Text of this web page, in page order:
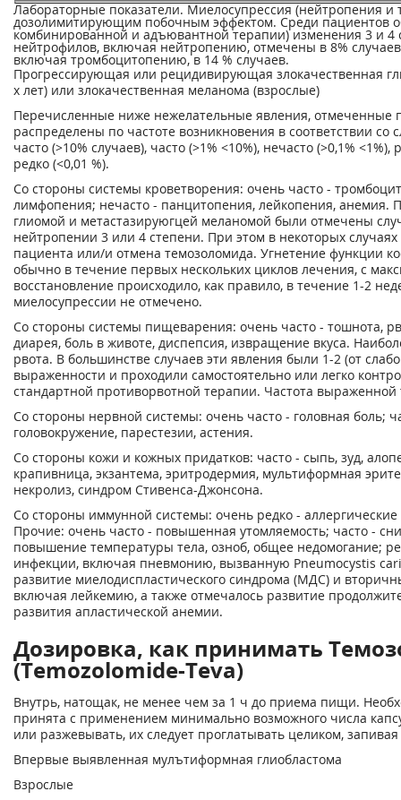
Лабораторные показатели. Миелосупрессия (нейтропения и
дозолимитирующим побочным эффектом. Среди пациентов
комбинированной и адъювантной терапии) изменения 3 и 4
нейтрофилов, включая нейтропению, отмечены в 8%
включая тромбоцитопению, в 14 % случаев.
Прогрессирующая или рецидивирующая злокачественная
х лет) или злокачественная меланома (взрослые)
Перечисленные ниже нежелательные явления, отмеченные
распределены по частоте возникновения в соответствии
часто (>10% случаев), часто (>1% <10%), нечасто (>0,1% <1%),
редко (<0,01 %).
Со стороны системы кроветворения: очень часто -
лимфопения; нечасто - панцитопения, лейкопения, анемия.
глиомой и метастазируюгцей меланомой были отмечены
нейтропении 3 или 4 степени. При этом в некоторых
пациента или/и отмена темозоломида. Угнетение функции
обычно в течение первых нескольких циклов лечения, с
восстановление происходило, как правило, в течение 1-2
миелосупрессии не отмечено.
Со стороны системы пищеварения: очень часто - тошнота,
диарея, боль в животе, диспепсия, извращение вкуса.
рвота. В большинстве случаев эти явления были 1-2 (от
выраженности и проходили самостоятельно или легко
стандартной противорвотной терапии. Частота
Со стороны нервной системы: очень часто - головная боль;
головокружение, парестезии, астения.
Со стороны кожи и кожных придатков: часто - сыпь, зуд,
крапивница, экзантема, эритродермия, мультиформная
некролиз, синдром Стивенса-Джонсона.
Со стороны иммунной системы: очень редко -
Прочие: очень часто - повышенная утомляемость; часто -
повышение температуры тела, озноб, общее недомогание;
инфекции, включая пневмонию, вызванную Pneumocystis
развитие миелодиспластического синдрома (МДС) и
включая лейкемию, а также отмечалось развитие
развития апластической анемии.
Дозировка, как принимать
(Temozolomide-Teva)
Внутрь, натощак, не менее чем за 1 ч до приема пищи.
принята с применением минимально возможного числа
или разжевывать, их следует проглатывать целиком,
Впервые выявленная мулътиформная глиобластома
Взрослые